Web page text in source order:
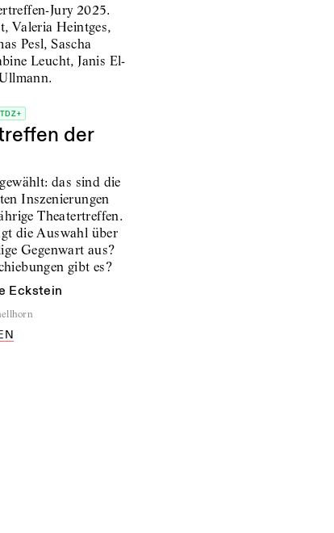
TDZ+
der
das sind die
Inszenierungen
Theatertreffen.
die Auswahl über
Gegenwart aus?
gibt es?
Eckstein